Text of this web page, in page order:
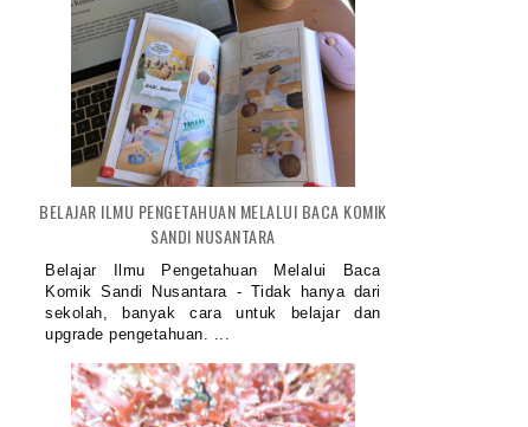
5 NEGARA DENGAN BIAYA KULIAH
KEDOKT...
PAFI KABUPATEN
BELAJAR ILMU PENGETAHUAN MELALUI BACA KOMIK
SANDI NUSANTARA
Belajar Ilmu Pengetahuan Melalui Baca
Komik Sandi Nusantara - Tidak hanya dari
sekolah, banyak cara untuk belajar dan
upgrade pengetahuan. ...